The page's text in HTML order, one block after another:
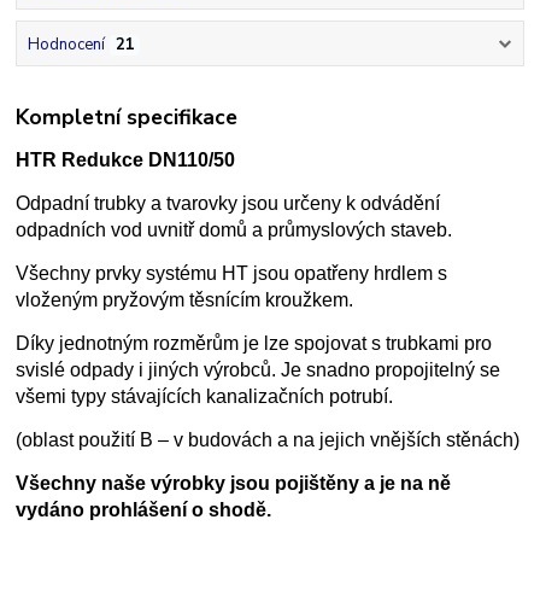
Hodnocení 21
Kompletní specifikace
HTR Redukce DN110/50
Odpadní trubky a tvarovky jsou určeny k odvádění
odpadních vod uvnitř domů a průmyslových staveb.
Všechny prvky systému HT jsou opatřeny hrdlem s
vloženým pryžovým těsnícím kroužkem.
Díky jednotným rozměrům je lze spojovat s trubkami pro
svislé odpady i jiných výrobců. Je snadno propojitelný se
všemi typy stávajících kanalizačních potrubí.
(oblast použití B – v budovách a na jejich vnějších stěnách)
Všechny naše výrobky jsou pojištěny a je na ně
vydáno prohlášení o shodě.